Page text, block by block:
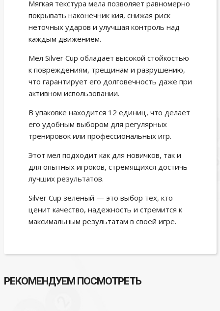
Мягкая текстура мела позволяет равномерно
покрывать наконечник кия, снижая риск
неточных ударов и улучшая контроль над
каждым движением.
Мел Silver Cup обладает высокой стойкостью
к повреждениям, трещинам и разрушению,
что гарантирует его долговечность даже при
активном использовании.
В упаковке находится 12 единиц, что делает
его удобным выбором для регулярных
тренировок или профессиональных игр.
Этот мел подходит как для новичков, так и
для опытных игроков, стремящихся достичь
лучших результатов.
Silver Cup зеленый — это выбор тех, кто
ценит качество, надежность и стремится к
максимальным результатам в своей игре.
РЕКОМЕНДУЕМ ПОСМОТРЕТЬ